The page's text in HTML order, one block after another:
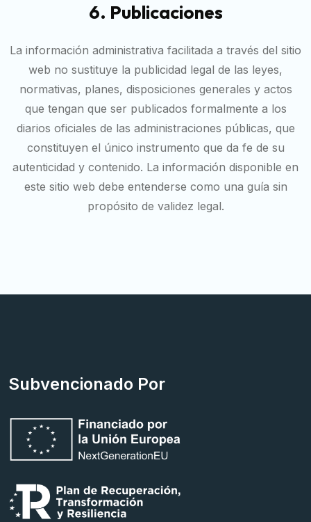
6. Publicaciones
La información administrativa facilitada a través del sitio
web no sustituye la publicidad legal de las leyes,
normativas, planes, disposiciones generales y actos
que tengan que ser publicados formalmente a los
diarios oficiales de las administraciones públicas, que
constituyen el único instrumento que da fe de su
autenticidad y contenido. La información disponible en
este sitio web debe entenderse como una guía sin
propósito de validez legal.
Subvencionado Por